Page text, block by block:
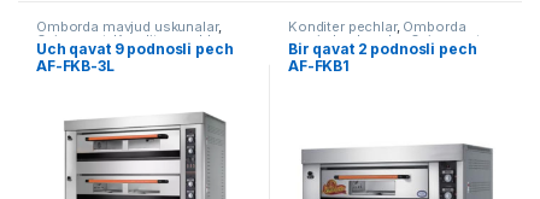
Omborda mavjud uskunalar,
Oziq ovqat, Konditer pechlar
Uch qavat 9 podnosli pech
AF-FKB-3L
Konditer pechlar, Omborda
mavjud uskunalar Oziq ovqat
Bir qavat 2 podnosli pech
AF-FKB1